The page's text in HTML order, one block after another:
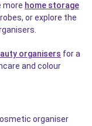
more home storage
or explore the
organisers for a
and colour
organiser